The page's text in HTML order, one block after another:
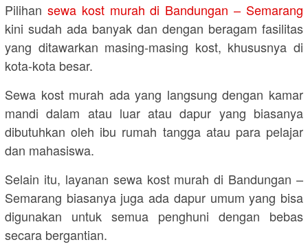
Pilihan sewa kost murah di Bandungan – Semarang
kini sudah ada banyak dan dengan beragam fasilitas
yang ditawarkan masing-masing kost, khususnya di
kota-kota besar.
Sewa kost murah ada yang langsung dengan kamar
mandi dalam atau luar atau dapur yang biasanya
dibutuhkan oleh ibu rumah tangga atau para pelajar
dan mahasiswa.
Selain itu, layanan sewa kost murah di Bandungan –
Semarang biasanya juga ada dapur umum yang bisa
digunakan untuk semua penghuni dengan bebas
secara bergantian.